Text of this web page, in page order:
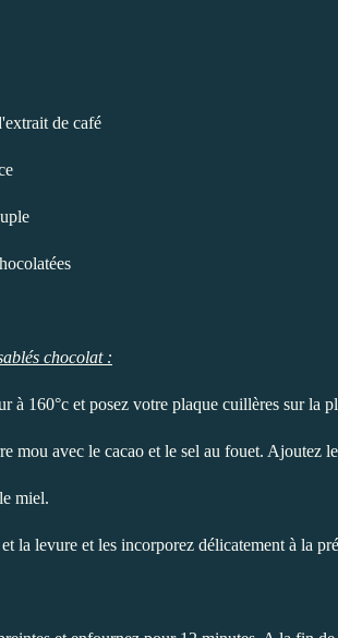
de café
chocolat :
à 160°c et posez votre plaque cuillères sur la
mou avec le cacao et le sel au fouet. Ajoutez
miel.
la levure et les incorporez délicatement à la